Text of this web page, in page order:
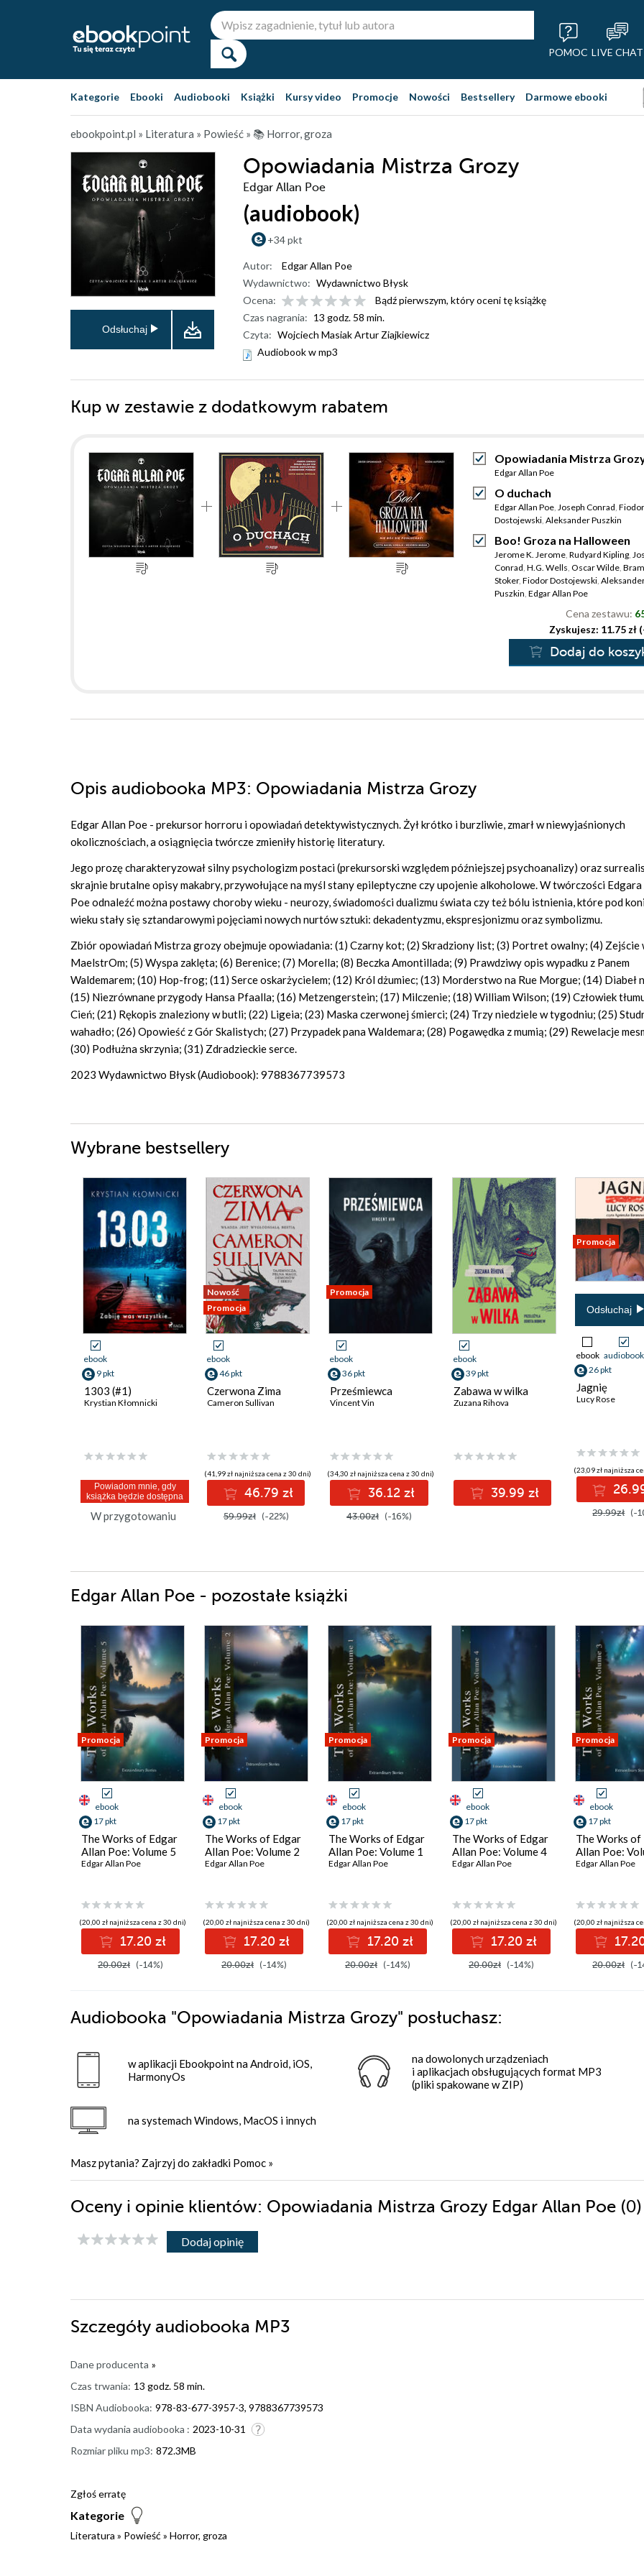
POMOC LIVE CHAT
Kategorie Ebooki Audiobooki Książki Kursy video Promocje Nowości Bestsellery Darmowe ebooki
ebookpoint.pl » Literatura » Powieść » 📚 Horror, groza
Opowiadania Mistrza Grozy
Edgar Allan Poe
(audiobook)
+34 pkt
Odsłuchaj
Autor:
Edgar Allan Poe
Wydawnictwo: Wydawnictwo Błysk
Ocena:
Bądź pierwszym, który oceni tę książkę
Czas nagrania: 13 godz. 58 min.
Czyta: Wojciech Masiak Artur Ziajkiewicz
Audiobook w mp3
Kup w zestawie z dodatkowym rabatem
Opowiadania Mistrza
Edgar Allan Poe
O duchach
Edgar Allan Poe, Joseph Conrad, Fiodor
Dostojewski, Aleksander Puszkin
Boo! Groza na Halloween
Jerome K. Jerome, Rudyard Kipling,
Conrad, H.G. Wells, Oscar Wilde, Bram
Stoker, Fiodor Dostojewski,
Puszkin, Edgar Allan Poe
Cena zestawu:
Zyskujesz: 11.75 zł
Dodaj do
Opis audiobooka MP3: Opowiadania Mistrza Grozy
Edgar Allan Poe - prekursor horroru i opowiadań detektywistycznych. Żył krótko i burzliwie, zmarł w niewyjaśnionych
okolicznościach, a osiągnięcia twórcze zmieniły historię literatury.
Jego prozę charakteryzował silny psychologizm postaci (prekursorski względem późniejszej psychoanalizy) oraz
skrajnie brutalne opisy makabry, przywołujące na myśl stany epileptyczne czy upojenie alkoholowe. W twórczości
Poe odnaleźć można postawy choroby wieku - neurozy, świadomości dualizmu świata czy też bólu istnienia, które pod
wieku stały się sztandarowymi pojęciami nowych nurtów sztuki: dekadentyzmu, ekspresjonizmu oraz symbolizmu.
Zbiór opowiadań Mistrza grozy obejmuje opowiadania: (1) Czarny kot; (2) Skradziony list; (3) Portret owalny; (4) Zejście
MaelstrOm; (5) Wyspa zaklęta; (6) Berenice; (7) Morella; (8) Beczka Amontillada; (9) Prawdziwy opis wypadku z Panem
Waldemarem; (10) Hop-frog; (11) Serce oskarżycielem; (12) Król dżumiec; (13) Morderstwo na Rue Morgue; (14) Diabeł
(15) Niezrównane przygody Hansa Pfaalla; (16) Metzengerstein; (17) Milczenie; (18) William Wilson; (19) Człowiek
Cień; (21) Rękopis znaleziony w butli; (22) Ligeia; (23) Maska czerwonej śmierci; (24) Trzy niedziele w tygodniu; (25)
wahadło; (26) Opowieść z Gór Skalistych; (27) Przypadek pana Waldemara; (28) Pogawędka z mumią; (29) Rewelacje
(30) Podłużna skrzynia; (31) Zdradzieckie serce.
2023 Wydawnictwo Błysk (Audiobook): 9788367739573
Wybrane bestsellery
ebook
9 pkt
1303 (#1)
Krystian Kłomnicki
Powiadom mnie, gdy
książka będzie dostępna
W przygotowaniu
Nowość
Promocja
ebook
46 pkt
Czerwona Zima
Cameron Sullivan
(41,99 zł najniższa cena z 30 dni)
46.79 zł
59.99zł (-22%)
Promocja
ebook
36 pkt
Prześmiewca
Vincent Vin
(34,30 zł najniższa cena z 30 dni)
36.12 zł
43.00zł (-16%)
ebook
39 pkt
Zabawa w wilka
Zuzana Rihova
39.99 zł
Promocja
Odsłuchaj
ebook audiobook
26 pkt
Jagnię
Lucy Rose
(23,09 zł najniższa
29.99zł (-
Edgar Allan Poe - pozostałe książki
Promocja
ebook
17 pkt
The Works of Edgar
Allan Poe: Volume 5
Edgar Allan Poe
(20,00 zł najniższa cena z 30 dni)
17.20 zł
20.00zł (-14%)
Promocja
ebook
17 pkt
The Works of Edgar
Allan Poe: Volume 2
Edgar Allan Poe
(20,00 zł najniższa cena z 30 dni)
17.20 zł
20.00zł (-14%)
Promocja
ebook
17 pkt
The Works of Edgar
Allan Poe: Volume 1
Edgar Allan Poe
(20,00 zł najniższa cena z 30 dni)
17.20 zł
20.00zł (-14%)
Promocja
ebook
17 pkt
The Works of Edgar
Allan Poe: Volume 4
Edgar Allan Poe
(20,00 zł najniższa cena z 30 dni)
17.20 zł
20.00zł (-14%)
Promocja
ebook
17 pkt
The Works of
Allan Poe:
Edgar Allan Poe
(20,00 zł najniższa
20.00zł (-
Audiobooka "Opowiadania Mistrza Grozy" posłuchasz:
w aplikacji Ebookpoint na Android, iOS,
HarmonyOs
na systemach Windows, MacOS i innych
na dowolonych urządzeniach
i aplikacjach obsługujących format MP3
(pliki spakowane w ZIP)
Masz pytania? Zajrzyj do zakładki Pomoc »
Oceny i opinie klientów: Opowiadania Mistrza Grozy Edgar Allan Poe (0)
Dodaj opinię
Szczegóły audiobooka MP3
Dane producenta »
Czas trwania: 13 godz. 58 min.
ISBN Audiobooka: 978-83-677-3957-3, 9788367739573
Data wydania audiobooka : 2023-10-31
Rozmiar pliku mp3: 872.3MB
Zgłoś erratę
Kategorie
Literatura » Powieść » Horror, groza